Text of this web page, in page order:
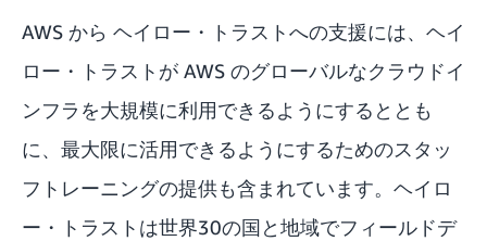
AWS から ヘイロー・トラストへの支援には、ヘイ
ロー・トラストが AWS のグローバルなクラウドイ
ンフラを大規模に利用できるようにするととも
に、最大限に活用できるようにするためのスタッ
フトレーニングの提供も含まれています。ヘイロ
ー・トラストは世界30の国と地域でフィールドデ